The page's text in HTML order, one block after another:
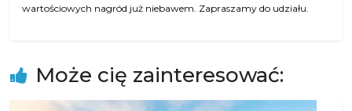
wartościowych nagród już niebawem. Zapraszamy do udziału.
Może cię zainteresować: